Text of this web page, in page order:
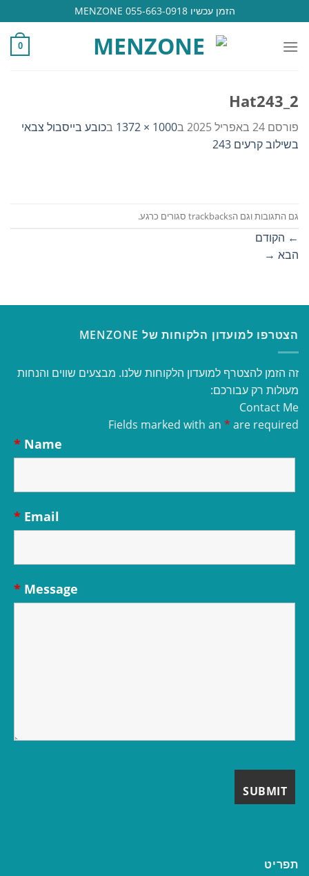
to
content
הזמן עכשיו 055-663-0918 MENZONE
0
Hat243_2
פורסם 24 באפריל 2025 ב1000 × 1372 בכובע בייסבול צבאי
בשילוב קרעים 243
גם התגובות וגם הtrackbacks סגורים כרגע.
← הקודם
הבא →
הצטרפו למועדון הלקוחות של MENZONE
זה הזמן להצטרף למועדון הלקוחות שלנו. מבצעים שווים והנחות
מעולות רק עבורכם:
Contact Me
Fields marked with an * are required
Name
*
Email
*
Message
*
תפריט